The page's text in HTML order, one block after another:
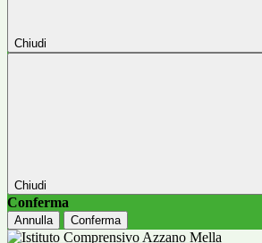
Chiudi
Chiudi
Conferma
Annulla Conferma